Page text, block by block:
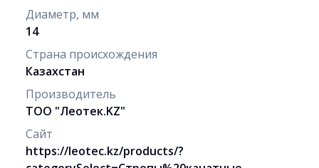
Диаметр, мм
14
Страна происхождения
Казахстан
Производитель
ТОО "Леотек.KZ"
Сайт
https://leotec.kz/products/?